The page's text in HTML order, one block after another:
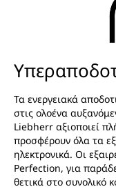
Τα ενεργειακά
στις ολοένα
Liebherr αξιοποιεί
προσφέρουν όλα τα
ηλεκτρονικά. Οι
Perfection, για
θετικά στο συνολικό